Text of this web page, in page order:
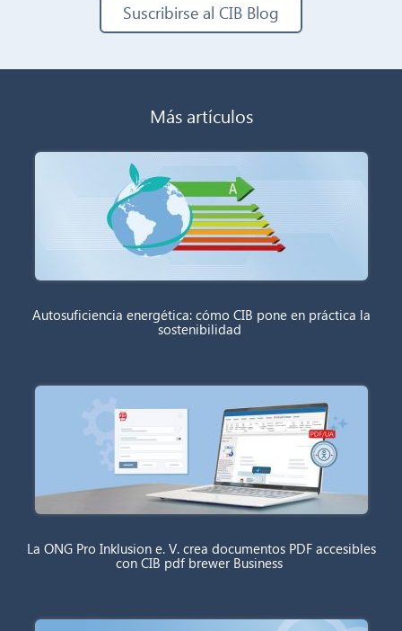
Suscribirse al CIB Blog
Más artículos
Autosuficiencia energética: cómo CIB pone en práctica la
sostenibilidad
La ONG Pro Inklusion e. V. crea documentos PDF accesibles
con CIB pdf brewer Business